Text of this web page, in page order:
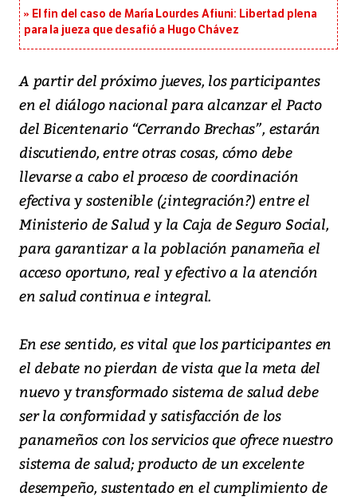
El fin del caso de María Lourdes Afiuni: Libertad plena
para la jueza que desafió a Hugo Chávez
A partir del próximo jueves, los participantes
en el diálogo nacional para alcanzar el Pacto
del Bicentenario “Cerrando Brechas”, estarán
discutiendo, entre otras cosas, cómo debe
llevarse a cabo el proceso de coordinación
efectiva y sostenible (¿integración?) entre el
Ministerio de Salud y la Caja de Seguro Social,
para garantizar a la población panameña el
acceso oportuno, real y efectivo a la atención
en salud continua e integral.
En ese sentido, es vital que los participantes en
el debate no pierdan de vista que la meta del
nuevo y transformado sistema de salud debe
ser la conformidad y satisfacción de los
panameños con los servicios que ofrece nuestro
sistema de salud; producto de un excelente
desempeño, sustentado en el cumplimiento de